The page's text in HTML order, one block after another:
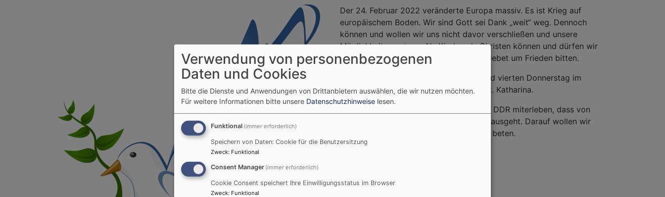
Der 24. Februar 2022 veränderte Europa massiv. Es ist Krieg auf
europäischem Boden. Wir sind Gott sei Dank „weit“ weg. Dennoch
können und wollen wir uns nicht davor verschließen und unsere
Möglichkeiten nutzen. Als Kirche, als Christen können und dürfen wir
Gott unseren Herrn anrufen und ihn im Gebet um Frieden bitten.
Genau das tun wir immer am zweiten und vierten Donnerstag im
Monat um 19.30 Uhr in unserer Kirche St. Katharina.
Wir konnten schon einmal zum Ende der DDR miterleben, dass von
Gottesdiensten und Gebeten viel Macht ausgeht. Darauf wollen wir
vertrauen, darum wollen wir gemeinsam beten.
Verwendung von personenbezogenen
Daten und Cookies
Bitte die Dienste und Anwendungen von Drittanbietern auswählen, die wir nutzen möchten.
Für weitere Informationen bitte unsere Datenschutzhinweise lesen.
Funktional (immer erforderlich)
Speichern von Daten: Cookie für die Benutzersitzung
Zweck: Funktional
Consent Manager (immer erforderlich)
Cookie Consent speichert Ihre Einwilligungsstatus im Browser
Zweck: Funktional